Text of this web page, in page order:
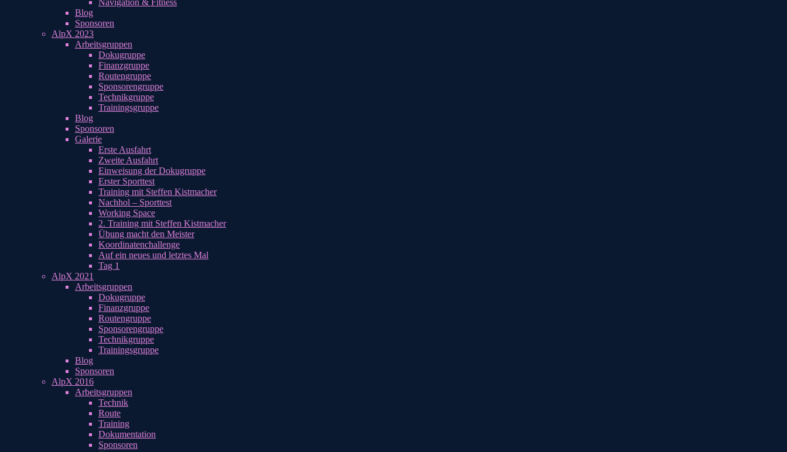
Navigation & Fitness
Blog
Sponsoren
AlpX 2023
Arbeitsgruppen
Dokugruppe
Finanzgruppe
Routengruppe
Sponsorengruppe
Technikgruppe
Trainingsgruppe
Blog
Sponsoren
Galerie
Erste Ausfahrt
Zweite Ausfahrt
Einweisung der Dokugruppe
Erster Sporttest
Training mit Steffen Kistmacher
Nachhol – Sporttest
Working Space
2. Training mit Steffen Kistmacher
Übung macht den Meister
Koordinatenchallenge
Auf ein neues und letztes Mal
Tag 1
AlpX 2021
Arbeitsgruppen
Dokugruppe
Finanzgruppe
Routengruppe
Sponsorengruppe
Technikgruppe
Trainingsgruppe
Blog
Sponsoren
AlpX 2016
Arbeitsgruppen
Technik
Route
Training
Dokumentation
Sponsoren